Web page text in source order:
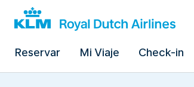
Reservar Mi Viaje Check-in